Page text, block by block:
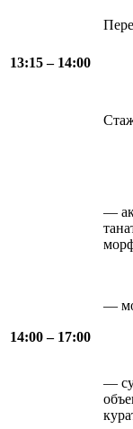
13:15 – 14:00
14:00 – 17:00
—
—
—